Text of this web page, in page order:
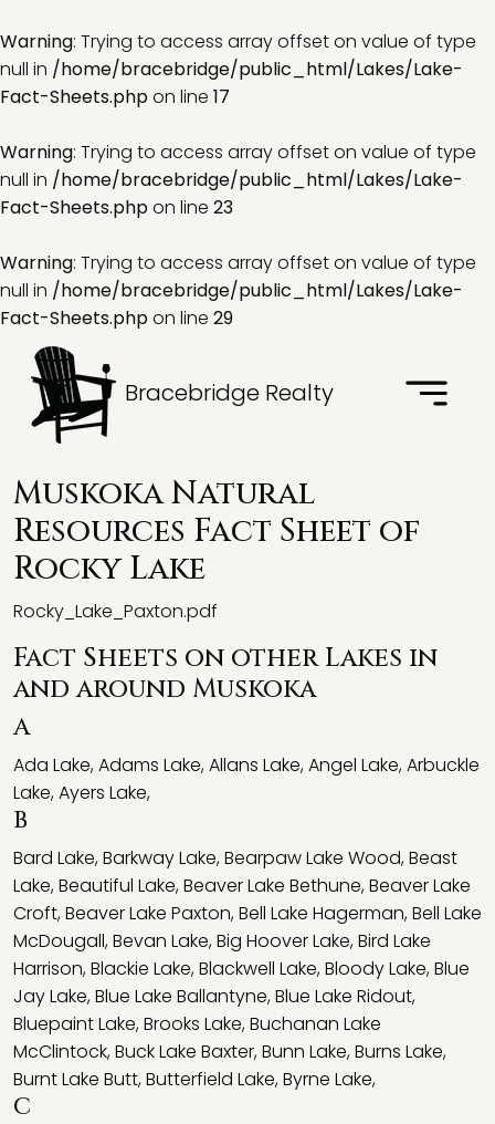
Warning: Trying to access array offset on value of type
null in /home/bracebridge/public_html/Lakes/Lake-
Fact-Sheets.phpon line 17
Warning: Trying to access array offset on value of type
null in /home/bracebridge/public_html/Lakes/Lake-
Fact-Sheets.phpon line 23
Warning: Trying to access array offset on value of type
null in /home/bracebridge/public_html/Lakes/Lake-
Fact-Sheets.phpon line 29
Bracebridge Realty
Muskoka Natural
Resources Fact Sheet of
Rocky Lake
Rocky_Lake_Paxton.pdf
Fact Sheets on other Lakes in
and around Muskoka
A
Ada Lake,Adams Lake,Allans Lake,Angel Lake,Arbuckle
Lake,Ayers Lake,
B
Bard Lake,Barkway Lake,Bearpaw Lake Wood,Beast
Lake,Beautiful Lake,Beaver Lake Bethune,Beaver Lake
Croft,Beaver Lake Paxton,Bell Lake Hagerman,Bell Lake
McDougall,Bevan Lake,Big Hoover Lake,Bird Lake
Harrison,Blackie Lake,Blackwell Lake,Bloody Lake,Blue
Jay Lake,Blue Lake Ballantyne,Blue Lake Ridout,
Bluepaint Lake,Brooks Lake,Buchanan Lake
McClintock,Buck Lake Baxter,Bunn Lake,Burns Lake,
Burnt Lake Butt,Butterfield Lake,Byrne Lake,
C